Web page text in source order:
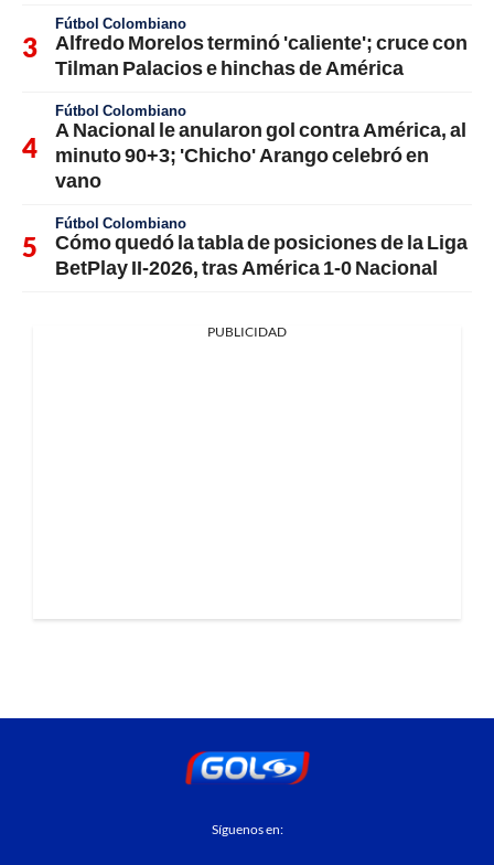
Fútbol Colombiano
Alfredo Morelos terminó 'caliente'; cruce con
Tilman Palacios e hinchas de América
Fútbol Colombiano
A Nacional le anularon gol contra América, al
minuto 90+3; 'Chicho' Arango celebró en
vano
Fútbol Colombiano
Cómo quedó la tabla de posiciones de la Liga
BetPlay II-2026, tras América 1-0 Nacional
PUBLICIDAD
Síguenos en: